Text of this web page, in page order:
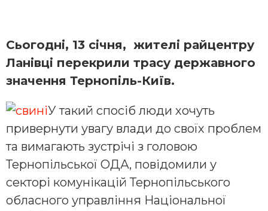
Сьогодні, 13 січня, жителі райцентру
Ланівці перекрили трасу державного
значення Тернопіль-Київ.
У такий спосіб люди хочуть
привернути увагу влади до своїх проблем
та вимагають зустрічі з головою
Тернопільської ОДА, повідомили у
секторі комунікацій Тернопільського
обласного управління Національної